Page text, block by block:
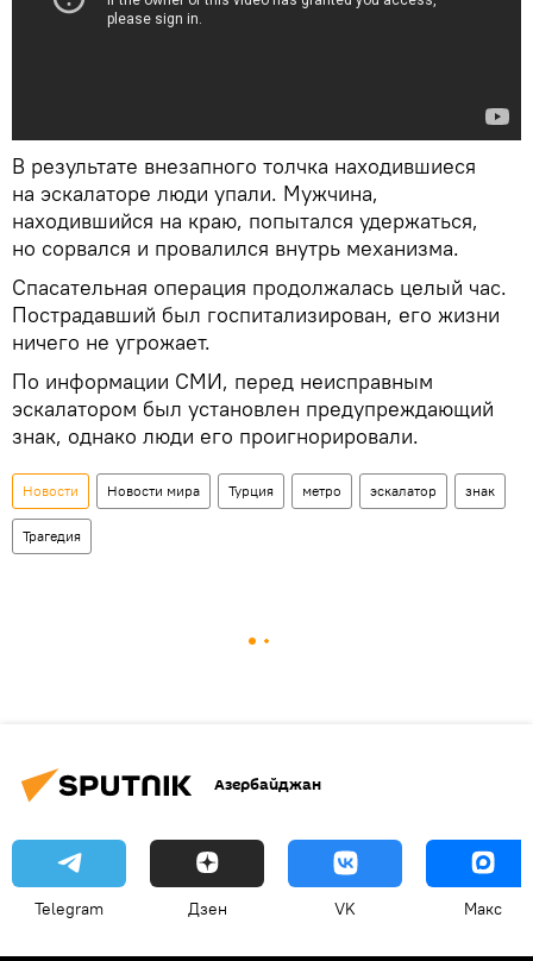
В результате внезапного толчка находившиеся
на эскалаторе люди упали. Мужчина,
находившийся на краю, попытался удержаться,
но сорвался и провалился внутрь механизма.
Спасательная операция продолжалась целый час.
Пострадавший был госпитализирован, его жизни
ничего не угрожает.
По информации СМИ, перед неисправным
эскалатором был установлен предупреждающий
знак, однако люди его проигнорировали.
Новости Новости мира Турция метро эскалатор знак
Трагедия
Азербайджан
Telegram Дзен VK Макс